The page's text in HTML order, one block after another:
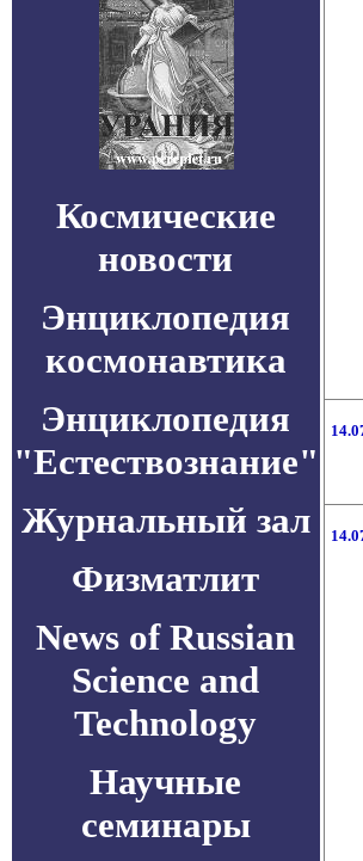
Космические
новости
Энциклопедия
космонавтика
Энциклопедия
"Естествознание"
Журнальный зал
Физматлит
News of Russian
Science and
Technology
Научные
семинары